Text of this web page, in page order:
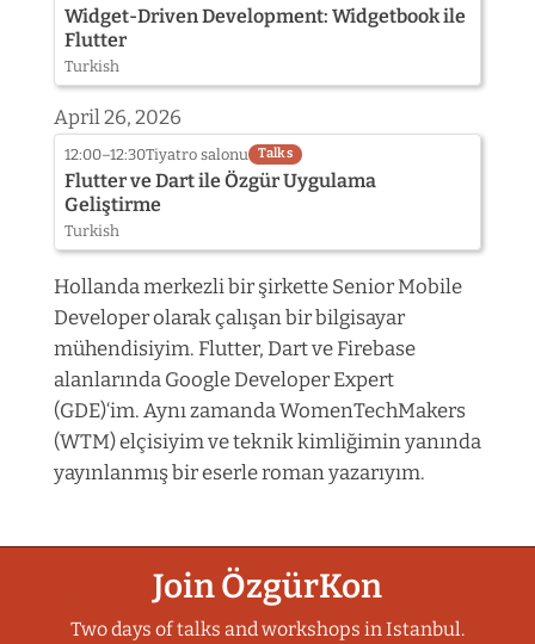
Widget-Driven Development: Widgetbook ile
Flutter
Turkish
April 26, 2026
12:00–12:30Tiyatro salonu Talks
Flutter ve Dart ile Özgür Uygulama
Geliştirme
Turkish
Hollanda merkezli bir şirkette Senior Mobile
Developer olarak çalışan bir bilgisayar
mühendisiyim. Flutter, Dart ve Firebase
alanlarında Google Developer Expert
(GDE)‘im. Aynı zamanda WomenTechMakers
(WTM) elçisiyim ve teknik kimliğimin yanında
yayınlanmış bir eserle roman yazarıyım.
Join ÖzgürKon
Two days of talks and workshops in Istanbul.